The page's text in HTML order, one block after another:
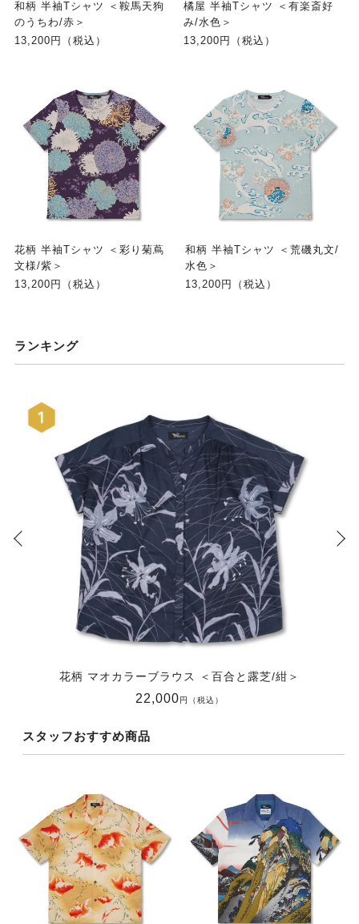
和柄 半袖Tシャツ ＜鞍馬天狗
のうちわ/赤＞
13,200円（税込）
橘屋 半袖Tシャツ ＜有楽斎好
み/水色＞
13,200円（税込）
花柄 半袖Tシャツ ＜彩り菊蔦
文様/紫＞
13,200円（税込）
和柄 半袖Tシャツ ＜荒磯丸文/
水色＞
13,200円（税込）
ランキング
花柄 マオカラーブラウス ＜百合と露芝/紺＞
22,000円（税込）
スタッフおすすめ商品